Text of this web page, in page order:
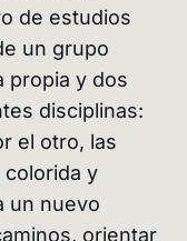
de estudios
un grupo
propia y dos
disciplinas:
el otro, las
colorida y
un nuevo
orientar